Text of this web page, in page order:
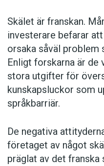
Skälet är franskan.
investerare befarar
orsaka såväl problem
Enligt forskarna är de
stora utgifter för
kunskapsluckor som
språkbarriär.
De negativa
företaget av något
präglat av det franska